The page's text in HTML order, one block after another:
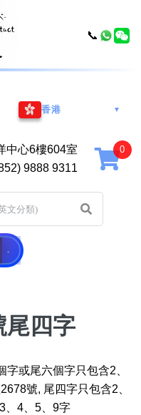
香港 ▼
中心6樓604室
9888 9311
八
尾四字
或尾六個字只包含2、
號, 尾四字只包含2、
、4、5、9字
📞